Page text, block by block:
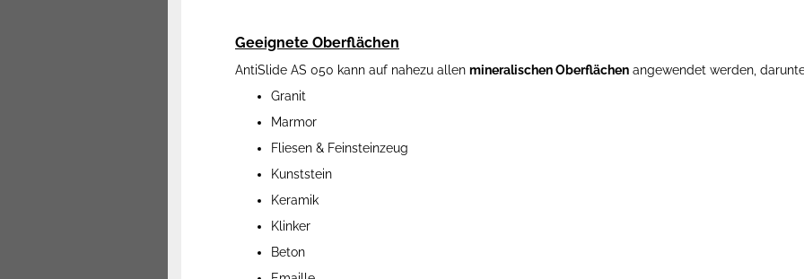
Geeignete Oberflächen
AntiSlide AS 050 kann auf nahezu allen mineralischen Oberflächen angewendet werden,
Granit
Marmor
Fliesen & Feinsteinzeug
Kunststein
Keramik
Klinker
Beton